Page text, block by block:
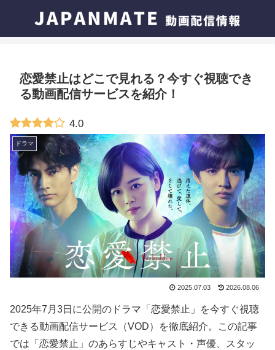
恋愛禁止はどこで見れる？今すぐ視聴でき
る動画配信サービスを紹介！
4.0
ドラマ
2025.07.03 2026.08.06
2025年7月3日に公開のドラマ「恋愛禁止」を今すぐ視聴
できる動画配信サービス（VOD）を徹底紹介。この記事
では「恋愛禁止」のあらすじやキャスト・声優、スタッ